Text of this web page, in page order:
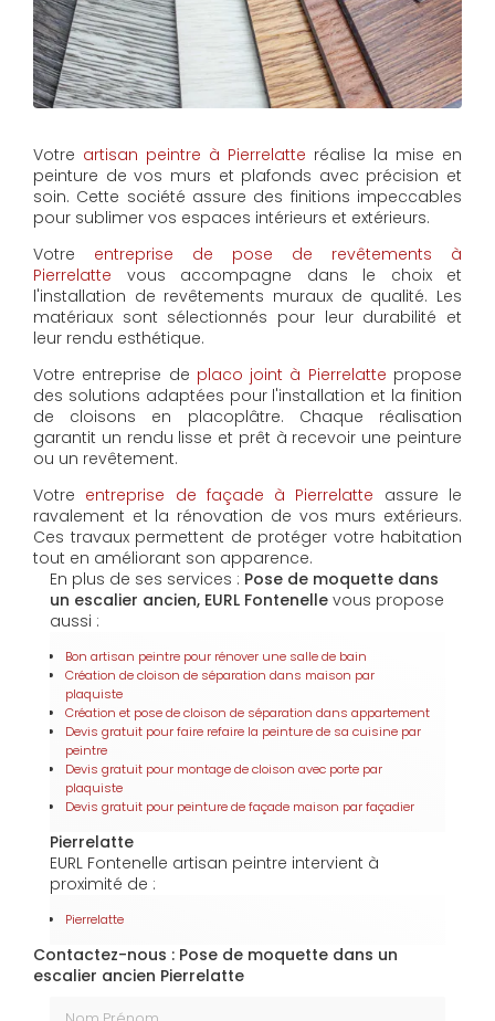
Votre artisan peintre à Pierrelatte réalise la mise en
peinture de vos murs et plafonds avec précision et
soin. Cette société assure des finitions impeccables
pour sublimer vos espaces intérieurs et extérieurs.
Votre entreprise de pose de revêtements à
Pierrelatte vous accompagne dans le choix et
l'installation de revêtements muraux de qualité. Les
matériaux sont sélectionnés pour leur durabilité et
leur rendu esthétique.
Votre entreprise de placo joint à Pierrelatte propose
des solutions adaptées pour l'installation et la finition
de cloisons en placoplâtre. Chaque réalisation
garantit un rendu lisse et prêt à recevoir une peinture
ou un revêtement.
Votre entreprise de façade à Pierrelatte assure le
ravalement et la rénovation de vos murs extérieurs.
Ces travaux permettent de protéger votre habitation
tout en améliorant son apparence.
En plus de ses services : Pose de moquette dans
un escalier ancien, EURL Fontenelle vous propose
aussi :
Bon artisan peintre pour rénover une salle de bain
Création de cloison de séparation dans maison par
plaquiste
Création et pose de cloison de séparation dans appartement
Devis gratuit pour faire refaire la peinture de sa cuisine par
peintre
Devis gratuit pour montage de cloison avec porte par
plaquiste
Devis gratuit pour peinture de façade maison par façadier
Pierrelatte
EURL Fontenelle artisan peintre intervient à
proximité de :
Pierrelatte
Contactez-nous : Pose de moquette dans un
escalier ancien Pierrelatte